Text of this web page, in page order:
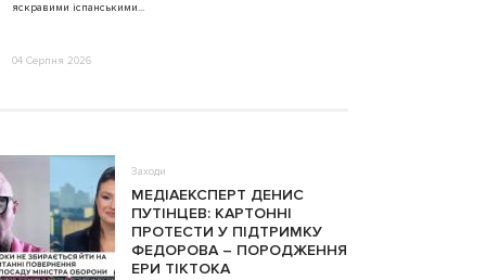
яскравими іспанськими...
04 Серпня 2026
Заходи
МЕДІАЕКСПЕРТ ДЕНИС
ПУТІНЦЕВ: КАРТОННІ
ПРОТЕСТИ У ПІДТРИМКУ
ФЕДОРОВА – ПОРОДЖЕННЯ
ЕРИ ТІКТОКА